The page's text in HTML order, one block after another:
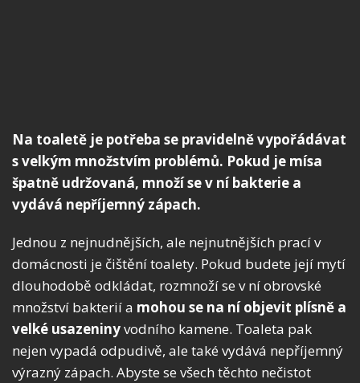
Na toaletě je potřeba se pravidelně vypořádávat
s velkým množstvím problémů. Pokud je mísa
špatně udržovaná, množí se v ní bakterie a
vydává nepříjemný zápach.
Jednou z nejnudnějších, ale nejnutnějších prací v
domácnosti je čištění toalety. Pokud budete její mytí
dlouhodobě odkládat, rozmnoží se v ní obrovské
množství bakterií a mohou se na ní objevit plísně a
velké usazeninyvodního kamene. Toaleta pak
nejen vypadá odpudivě, ale také vydává nepříjemný
výrazný zápach. Abyste se všech těchto nečistot